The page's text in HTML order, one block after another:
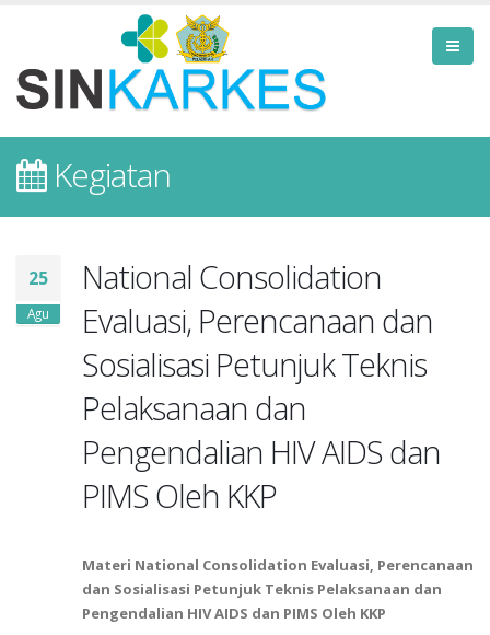
Kegiatan
25
Agu
National Consolidation
Evaluasi, Perencanaan dan
Sosialisasi Petunjuk Teknis
Pelaksanaan dan
Pengendalian HIV AIDS dan
PIMS Oleh KKP
Materi National Consolidation Evaluasi, Perencanaan
dan Sosialisasi Petunjuk Teknis Pelaksanaan dan
Pengendalian HIV AIDS dan PIMS Oleh KKP